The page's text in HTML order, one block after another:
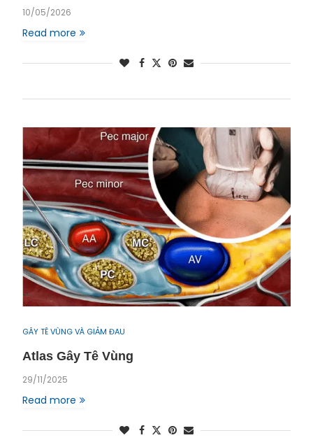
10/05/2026
Read more
GÂY TÊ VÙNG VÀ GIẢM ĐAU
Atlas Gây Tê Vùng
29/11/2025
Read more